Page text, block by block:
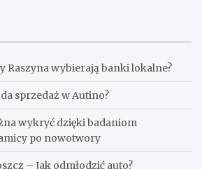
Raszyna wybierają banki lokalne?
sprzedaż w Autino?
wykryć dzięki badaniom
po nowotwory
– Jak odmłodzić auto?